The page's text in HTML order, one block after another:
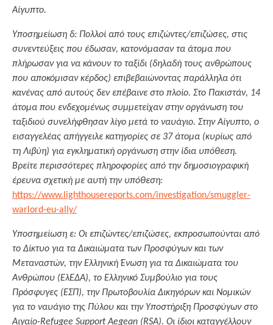
Αίγυπτο.
Υποσημείωση δ: Πολλοί από τους επιζώντες/επιζώσες, στις
συνεντεύξεις που έδωσαν, κατονόμασαν τα άτομα που
πλήρωσαν για να κάνουν το ταξίδι (δηλαδή τους ανθρώπους
που αποκόμισαν κέρδος) επιβεβαιώνοντας παράλληλα ότι
κανένας από αυτούς δεν επέβαινε στο πλοίο. Στο Πακιστάν, 14
άτομα που ενδεχομένως συμμετείχαν στην οργάνωση του
ταξιδιού συνελήφθησαν λίγο μετά το ναυάγιο. Στην Αίγυπτο, ο
εισαγγελέας απήγγειλε κατηγορίες σε 37 άτομα (κυρίως από
τη Λιβύη) για εγκληματική οργάνωση στην ίδια υπόθεση.
Βρείτε περισσότερες πληροφορίες από την δημοσιογραφική
έρευνα σχετική με αυτή την υπόθεση:
https://www.lighthousereports.com/investigation/smuggler-
warlord-eu-ally/
Υποσημείωση ε: Οι επιζώντες/επιζώσες, εκπροσωπούνται από
το Δίκτυο για τα Δικαιώματα των Προσφύγων και των
Μεταναστών, την Ελληνική Ένωση για τα Δικαιώματα του
Ανθρώπου (ΕλΕΔΑ), το Ελληνικό Συμβούλιο για τους
Πρόσφυγες (ΕΣΠ), την Πρωτοβουλία Δικηγόρων και Νομικών
για το ναυάγιο της Πύλου και την Υποστήριξη Προσφύγων στο
Αιγαίο-Refugee Support Aegean (RSA). Οι ίδιοι καταγγέλλουν